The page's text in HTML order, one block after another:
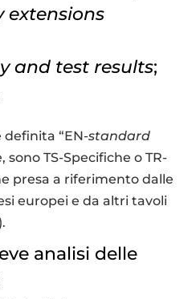
extensions
and test results;
definita “EN-standard
sono TS-Specifiche o TR-
presa a riferimento dalle
europei e da altri tavoli
analisi delle